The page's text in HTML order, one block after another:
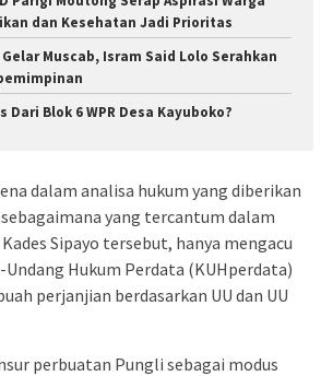
dan Kesehatan Jadi Prioritas
Muscab, Isram Said Lolo Serahkan
Dari Blok 6 WPR Desa Kayuboko?
dalam analisa hukum yang diberikan
yang tercantum dalam
Sipayo tersebut, hanya mengacu
Hukum Perdata (KUHperdata)
perjanjian berdasarkan UU dan UU
perbuatan Pungli sebagai modus